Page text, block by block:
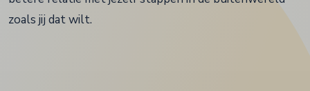
zoals jij dat wilt.